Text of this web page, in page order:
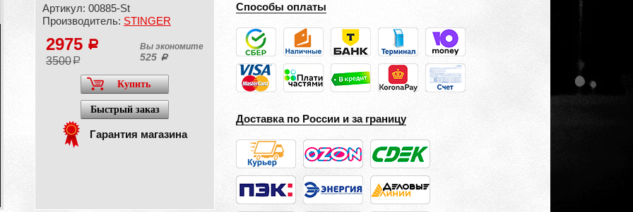
Артикул: 00885-St
Производитель: STINGER
Вы экономите
525 a
2975 a
3500a
Купить
Быстрый заказ
Гарантия магазина
Способы оплаты
Доставка по России и за границу